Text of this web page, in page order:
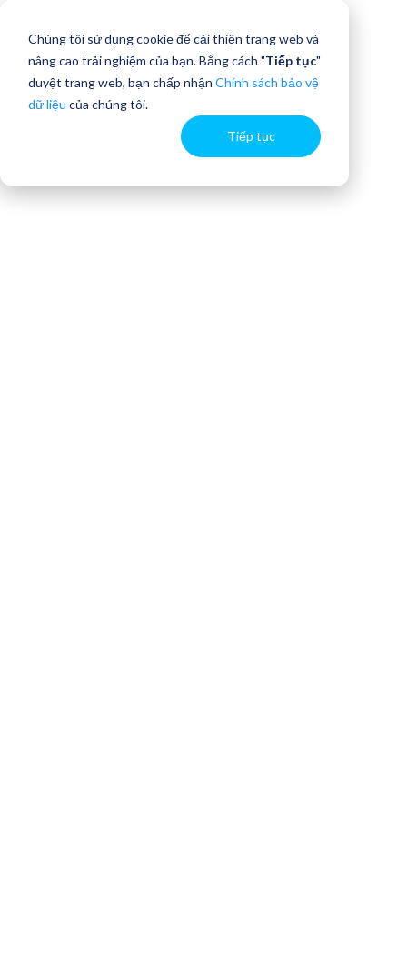
Chúng tôi sử dụng cookie để cải thiện trang web và
nâng cao trải nghiệm của bạn. Bằng cách "Tiếp tục"
duyệt trang web, bạn chấp nhận Chính sách bảo vệ
dữ liệu của chúng tôi.
Tiếp tục